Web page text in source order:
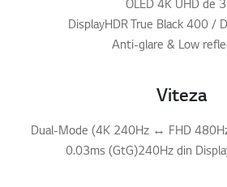
OLED 4K UHD de
DisplayHDR True Black 400 /
Anti-glare & Low
Viteza
Dual-Mode (4K 240Hz ↔ FHD
0.03ms (GtG)240Hz din